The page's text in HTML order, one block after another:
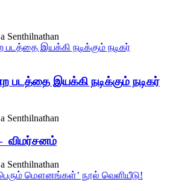
Senthilnathan
படத்தை இயக்கி நடிக்கும் நடிகர்
Senthilnathan
விமர்சனம்
Senthilnathan